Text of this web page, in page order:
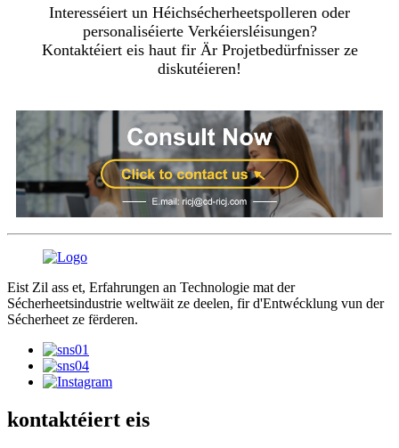
Interesséiert un Héichsécherheetspolleren oder
personaliséierte Verkéiersléisungen?
Kontaktéiert eis haut fir Är Projetbedürfnisser ze
diskutéieren!
Eist Zil ass et, Erfahrungen an Technologie mat der
Sécherheetsindustrie weltwäit ze deelen, fir d'Entwécklung vun der
Sécherheet ze fërderen.
kontaktéiert eis